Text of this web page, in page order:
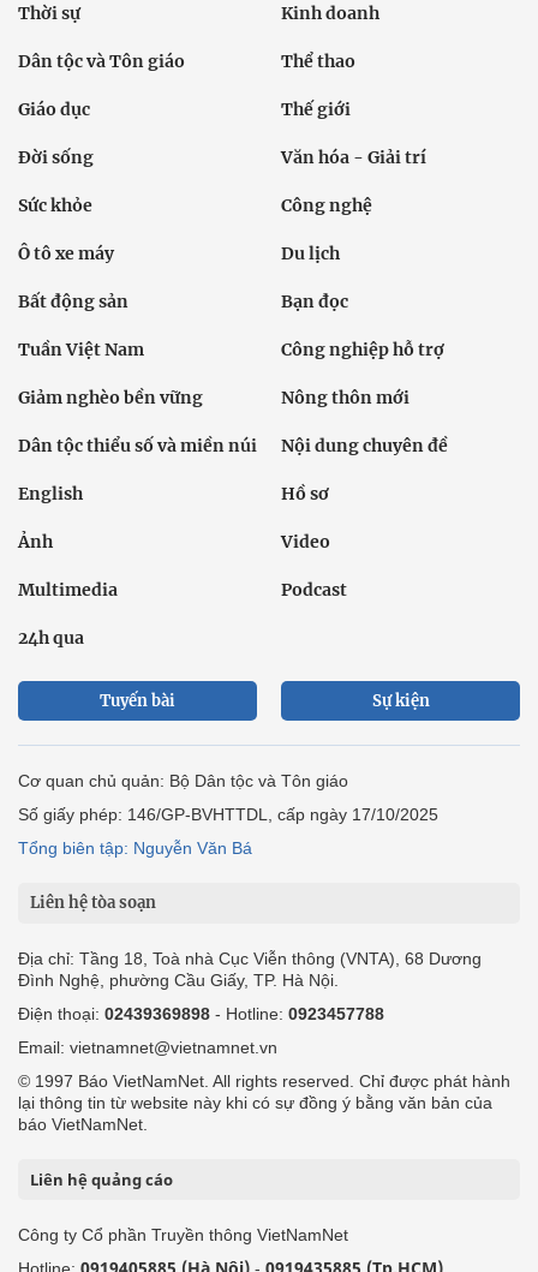
Thời sự Kinh doanh
Dân tộc và Tôn giáo Thể thao
Giáo dục Thế giới
Đời sống Văn hóa - Giải trí
Sức khỏe Công nghệ
Ô tô xe máy Du lịch
Bất động sản Bạn đọc
Tuần Việt Nam Công nghiệp hỗ trợ
Giảm nghèo bền vững Nông thôn mới
Dân tộc thiểu số và miền núi Nội dung chuyên đề
English Hồ sơ
Ảnh Video
Multimedia Podcast
24h qua
Tuyến bài Sự kiện
Cơ quan chủ quản: Bộ Dân tộc và Tôn giáo
Số giấy phép: 146/GP-BVHTTDL, cấp ngày 17/10/2025
Tổng biên tập: Nguyễn Văn Bá
Liên hệ tòa soạn
Địa chỉ: Tầng 18, Toà nhà Cục Viễn thông (VNTA), 68 Dương
Đình Nghệ, phường Cầu Giấy, TP. Hà Nội.
Điện thoại: 02439369898 - Hotline: 0923457788
Email: vietnamnet@vietnamnet.vn
© 1997 Báo VietNamNet. All rights reserved. Chỉ được phát hành
lại thông tin từ website này khi có sự đồng ý bằng văn bản của
báo VietNamNet.
Liên hệ quảng cáo
Công ty Cổ phần Truyền thông VietNamNet
Hotline: 0919405885 (Hà Nội) - 0919435885 (Tp.HCM)